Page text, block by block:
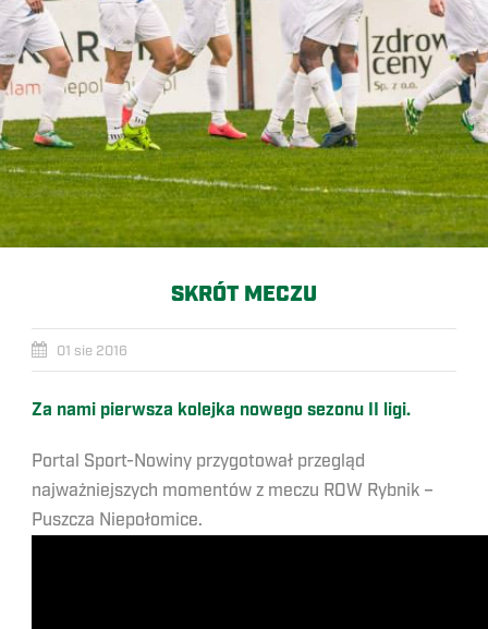
SKRÓT MECZU
01 sie 2016
Za nami pierwsza kolejka nowego sezonu II ligi.
Portal Sport-Nowiny przygotował przegląd
najważniejszych momentów z meczu ROW Rybnik –
Puszcza Niepołomice.